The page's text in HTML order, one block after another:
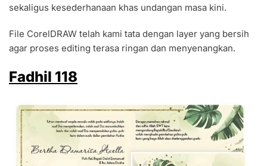
sekaligus kesederhanaan khas undangan masa kini.
File CorelDRAW telah kami tata dengan layer yang bersih
agar proses editing terasa ringan dan menyenangkan.
Fadhil 118